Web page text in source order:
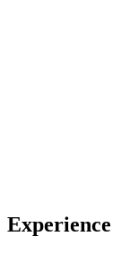
Experience